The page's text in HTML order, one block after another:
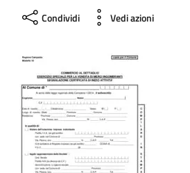
Condividi Vedi azioni